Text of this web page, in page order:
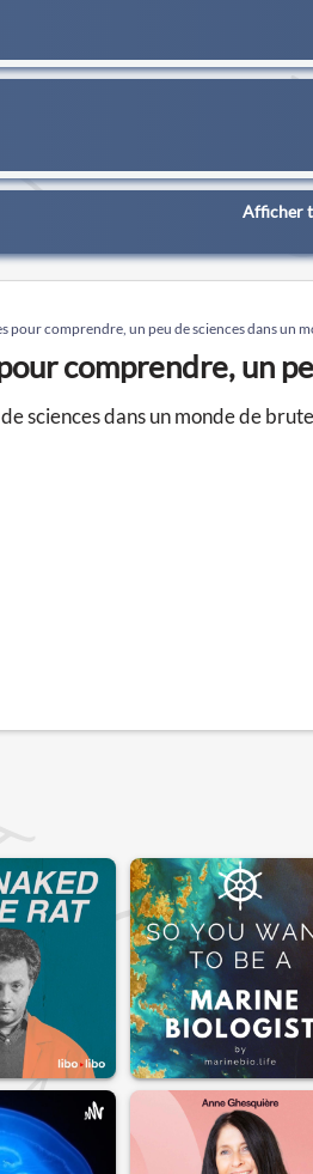
Afficher
pour comprendre, un peu de sciences dans un
comprendre, un
sciences dans un monde de